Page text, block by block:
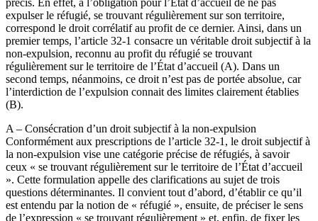
précis. En effet, à l’obligation pour l’État d’accueil de ne pas
expulser le réfugié, se trouvant régulièrement sur son territoire,
correspond le droit corrélatif au profit de ce dernier. Ainsi, dans un
premier temps, l’article 32-1 consacre un véritable droit subjectif à la
non-expulsion, reconnu au profit du réfugié se trouvant
régulièrement sur le territoire de l’État d’accueil (A). Dans un
second temps, néanmoins, ce droit n’est pas de portée absolue, car
l’interdiction de l’expulsion connait des limites clairement établies
(B).
A – Consécration d’un droit subjectif à la non-expulsion
Conformément aux prescriptions de l’article 32-1, le droit subjectif à
la non-expulsion vise une catégorie précise de réfugiés, à savoir
ceux « se trouvant régulièrement sur le territoire de l’État d’accueil
». Cette formulation appelle des clarifications au sujet de trois
questions déterminantes. Il convient tout d’abord, d’établir ce qu’il
est entendu par la notion de « réfugié », ensuite, de préciser le sens
de l’expression « se trouvant régulièrement » et, enfin, de fixer les